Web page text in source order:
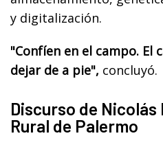
y digitalización.
"Confíen en el campo. El
dejar de a pie", concluyó.
Discurso de Nicolás
Rural de Palermo